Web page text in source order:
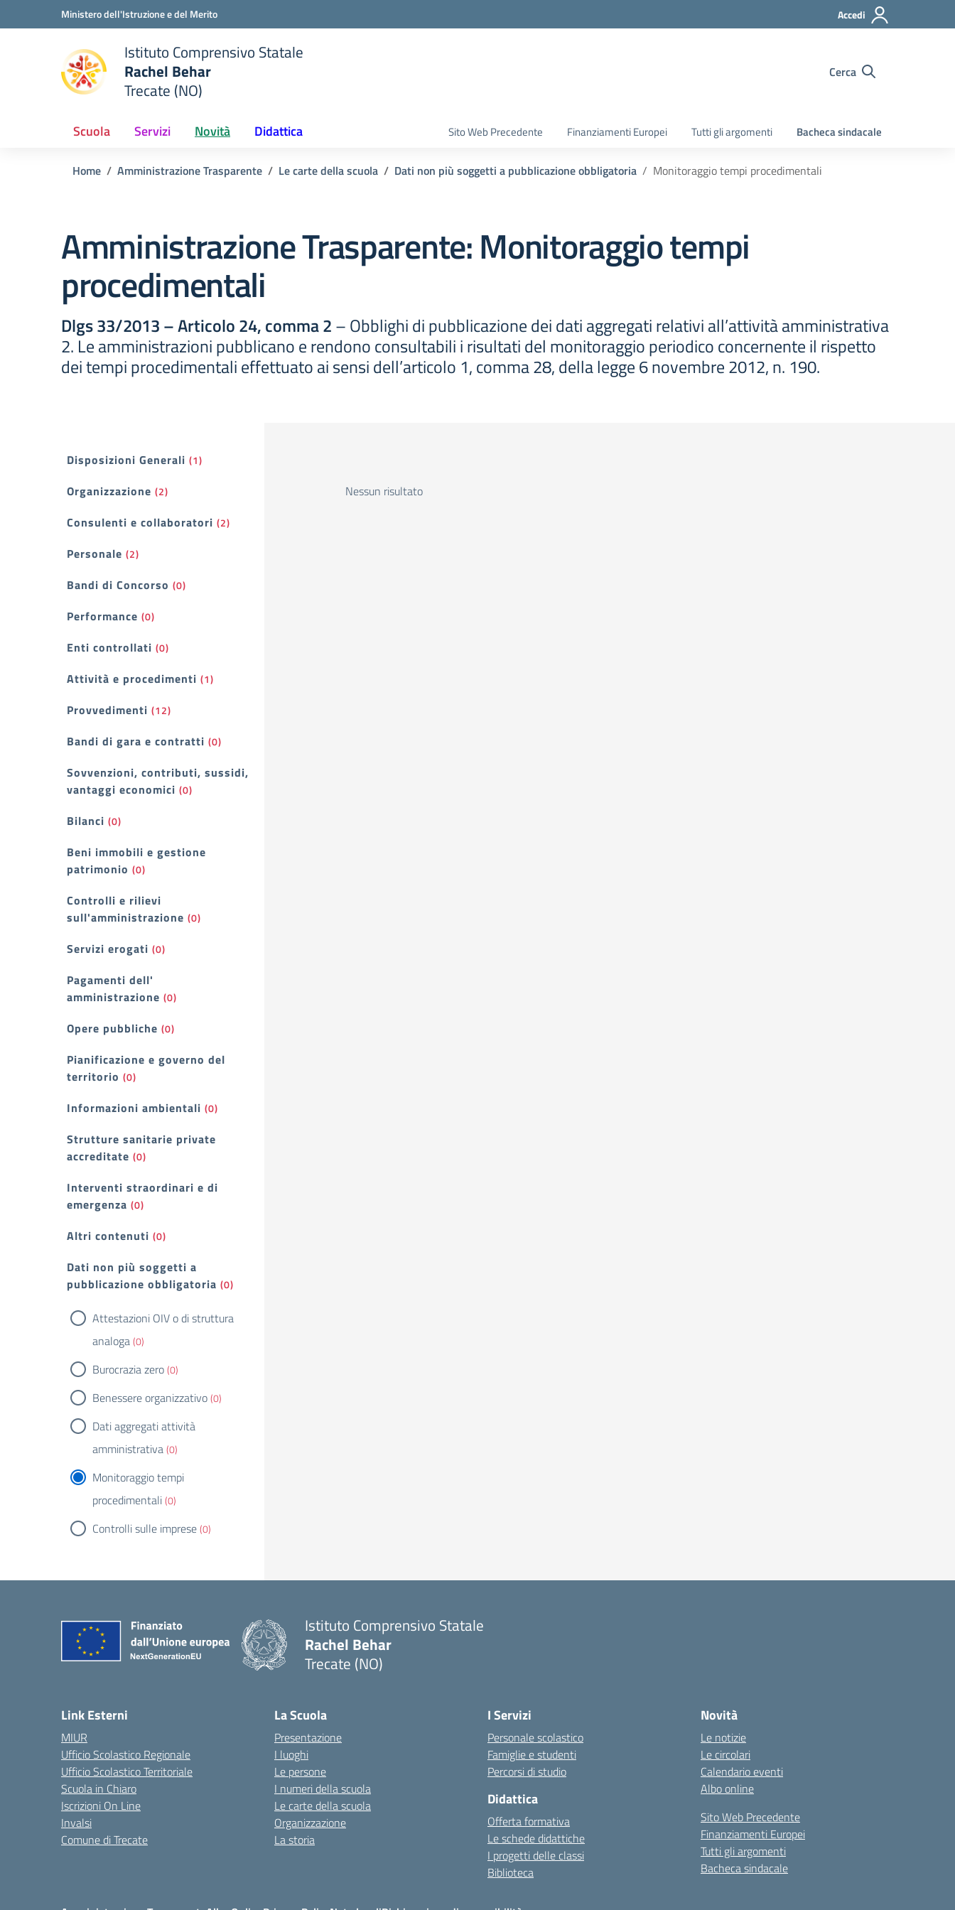
Vai ai contenuti
Vai al menu di navigazioneMinistero dell'Istruzione e del Merito Accedi
scuola
Istituto Comprensivo Statale
Rachel Behar
Trecate (NO)
Cerca
Scuola Servizi Novità Didattica Sito Web Precedente Finanziamenti Europei Tutti gli argomenti Bacheca sindacale
Home Amministrazione Trasparente Le carte della scuola Dati non più soggetti a pubblicazione obbligatoria Monitoraggio tempi procedimentali
Amministrazione Trasparente:Monitoraggio tempi
procedimentali
Dlgs 33/2013 – Articolo 24, comma 2– Obblighi di pubblicazione dei dati aggregati relativi all’attività amministrativa
2. Le amministrazioni pubblicano e rendono consultabili i risultati del monitoraggio periodico concernente il rispetto
dei tempi procedimentali effettuato ai sensi dell’articolo 1, comma 28, della legge 6 novembre 2012, n. 190.
Filtri
Disposizioni Generali (1)
Organizzazione (2)
Consulenti e collaboratori (2)
Personale (2)
Bandi di Concorso (0)
Performance (0)
Enti controllati (0)
Attività e procedimenti (1)
Provvedimenti (12)
Bandi di gara e contratti (0)
Sovvenzioni, contributi, sussidi,
vantaggi economici (0)
Bilanci (0)
Beni immobili e gestione
patrimonio (0)
Controlli e rilievi
sull'amministrazione (0)
Servizi erogati (0)
Pagamenti dell'
amministrazione (0)
Opere pubbliche (0)
Pianificazione e governo del
territorio (0)
Informazioni ambientali (0)
Strutture sanitarie private
accreditate (0)
Interventi straordinari e di
emergenza (0)
Altri contenuti (0)
Dati non più soggetti a
pubblicazione obbligatoria (0)
Attestazioni OIV o di struttura
analoga(0)
Burocrazia zero(0)
Benessere organizzativo(0)
Dati aggregati attività
amministrativa(0)
Monitoraggio tempi
procedimentali(0)
Controlli sulle imprese(0)
Nessun risultato
Istituto Comprensivo Statale
Rachel Behar
Trecate (NO)
Link Esterni
MIUR
Ufficio Scolastico Regionale
Ufficio Scolastico Territoriale
Scuola in Chiaro
Iscrizioni On Line
Invalsi
Comune di Trecate
La Scuola
Presentazione
I luoghi
Le persone
I numeri della scuola
Le carte della scuola
Organizzazione
La storia
I Servizi
Personale scolastico
Famiglie e studenti
Percorsi di studio
Didattica
Offerta formativa
Le schede didattiche
I progetti delle classi
Biblioteca
Novità
Le notizie
Le circolari
Calendario eventi
Albo online
Sito Web Precedente
Finanziamenti Europei
Tutti gli argomenti
Bacheca sindacale